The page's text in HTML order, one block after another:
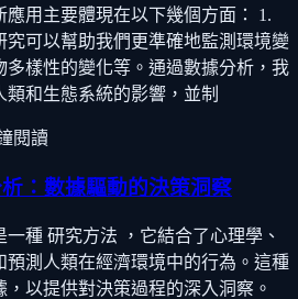
用主要體現在以下幾個方面： 1.
可以幫助我們更準確地監測環境變
多樣性的變化等。通過數據分析，我
和生態系統的影響，並制
閱讀
：數據驅動的決策洞察
種 研究方法 ，它結合了心理學、
預測人類在經濟環境中的行為。這種
以提供對決策過程的深入洞察。